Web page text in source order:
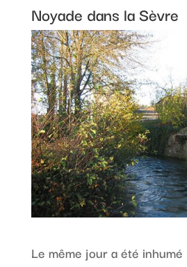
Noyade dans la Sèvre
Le même jour a été